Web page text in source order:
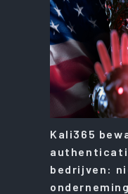
Kali365
bedrijven: